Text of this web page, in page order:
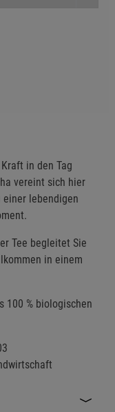
in den Tag
vereint sich hier
einer lebendigen
Tee begleitet Sie
in einem
100 % biologischen